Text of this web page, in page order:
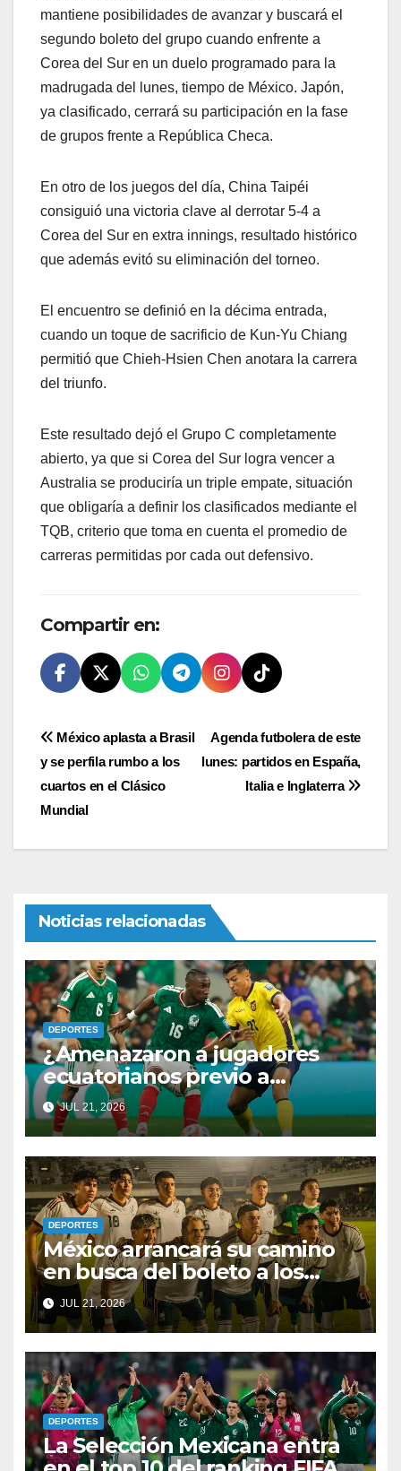
mantiene posibilidades de avanzar y buscará el
segundo boleto del grupo cuando enfrente a
Corea del Sur en un duelo programado para la
madrugada del lunes, tiempo de México. Japón,
ya clasificado, cerrará su participación en la fase
de grupos frente a República Checa.
En otro de los juegos del día, China Taipéi
consiguió una victoria clave al derrotar 5-4 a
Corea del Sur en extra innings, resultado histórico
que además evitó su eliminación del torneo.
El encuentro se definió en la décima entrada,
cuando un toque de sacrificio de Kun-Yu Chiang
permitió que Chieh-Hsien Chen anotara la carrera
del triunfo.
Este resultado dejó el Grupo C completamente
abierto, ya que si Corea del Sur logra vencer a
Australia se produciría un triple empate, situación
que obligaría a definir los clasificados mediante el
TQB, criterio que toma en cuenta el promedio de
carreras permitidas por cada out defensivo.
Compartir en:
Navegación
de
entradas
Agenda futbolera de este
lunes: partidos en España,
Italia e Inglaterra
México aplasta a Brasil
y se perfila rumbo a los
cuartos en el Clásico
Mundial
Noticias relacionadas
DEPORTES
¿Amenazaron a jugadores
ecuatorianos previo a
enfrentar a México? Por fin
rompen el silencio
JUL 21, 2026
DEPORTES
México arrancará su camino
en busca del boleto a los
Juegos Olímpicos y al
Mundial Sub-20
JUL 21, 2026
DEPORTES
La Selección Mexicana entra